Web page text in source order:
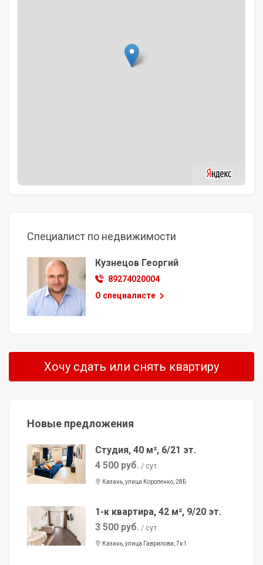
Специалист по недвижимости
Кузнецов Георгий
89274020004
О специалисте
Хочу сдать или снять квартиру
Новые предложения
Студия, 40 м², 6/21 эт.
4 500 руб. / сут.
Казань, улица Короленко, 28Б
1-к квартира, 42 м², 9/20 эт.
3 500 руб. / сут.
Казань, улица Гаврилова, 7к1